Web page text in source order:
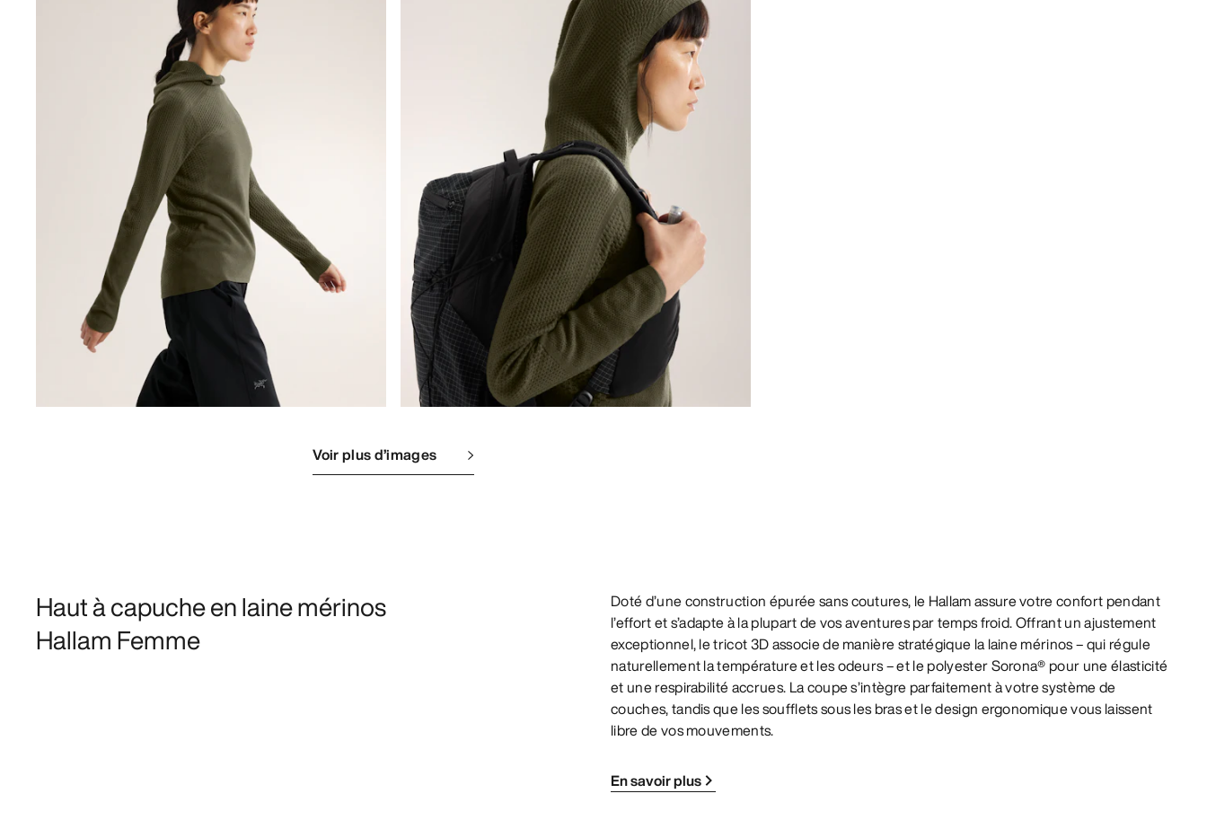
Voir plus d’images
Haut à capuche en laine mérinos
Hallam Femme
Doté d’une construction épurée sans coutures, le Hallam assure votre confort pendant
l’effort et s’adapte à la plupart de vos aventures par temps froid. Offrant un ajustement
exceptionnel, le tricot 3D associe de manière stratégique la laine mérinos – qui régule
naturellement la température et les odeurs – et le polyester Sorona® pour une élasticité
et une respirabilité accrues. La coupe s’intègre parfaitement à votre système de
couches, tandis que les soufflets sous les bras et le design ergonomique vous laissent
libre de vos mouvements.
En savoir plus